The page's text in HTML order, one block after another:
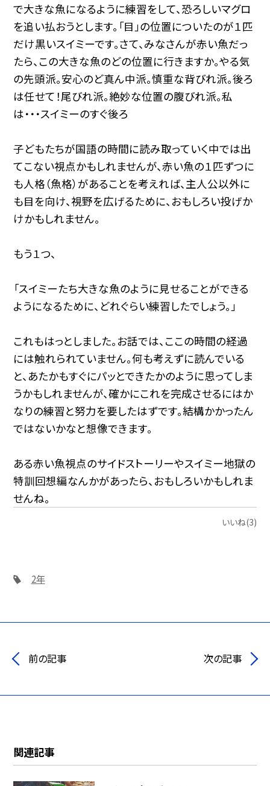
で大きな魚になるように練習をして、恐ろしいマグロ
を追い払おうとします。「目」の位置についたのが１匹
だけ黒いスイミーです。さて、みなさんが赤い魚だっ
たら、この大きな魚のどの位置に行きますか。やる気
の先頭派。安心のど真ん中派。慎重な背びれ派。後ろ
は任せて！尾びれ派。絶妙な位置の腹びれ派。私
は・・・スイミーのすぐ後ろ
子どもたちが国語の時間に読み取っていく中では出
てこない視点かもしれませんが、赤い魚の１匹ずつに
も人格（魚格）があることを考えれば、主人公以外に
も目を向け、視野を広げるために、おもしろい投げか
けかもしれません。
もう１つ、
「スイミーたち大きな魚のように見せることができる
ようになるために、どれぐらい練習したでしょう。」
これもはっとしました。お話では、ここの時間の経過
には触れられていません。何も考えずに読んでいる
と、あたかもすぐにパッとできたかのように思ってしま
うかもしれませんが、確かにこれを完成させるにはか
なりの練習と努力を要したはずです。結構かかったん
ではないかなと想像できます。
ある赤い魚視点のサイドストーリーやスイミー地獄の
特訓回想編なんかがあったら、おもしろいかもしれま
せんね。
いいね(3)
2年
前の記事 次の記事
関連記事